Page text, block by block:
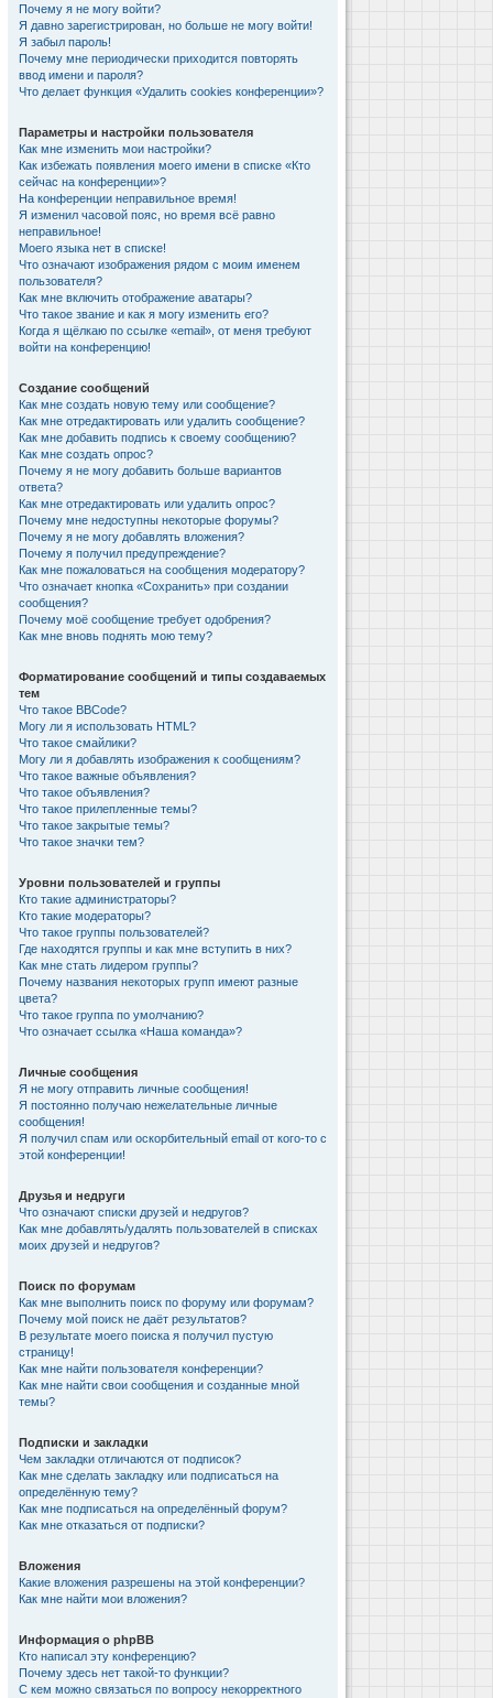
Почему я не могу войти?
Я давно зарегистрирован, но больше не могу войти!
Я забыл пароль!
Почему мне периодически приходится повторять
ввод имени и пароля?
Что делает функция «Удалить cookies конференции»?
Параметры и настройки пользователя
Как мне изменить мои настройки?
Как избежать появления моего имени в списке «Кто
сейчас на конференции»?
На конференции неправильное время!
Я изменил часовой пояс, но время всё равно
неправильное!
Моего языка нет в списке!
Что означают изображения рядом с моим именем
пользователя?
Как мне включить отображение аватары?
Что такое звание и как я могу изменить его?
Когда я щёлкаю по ссылке «email», от меня требуют
войти на конференцию!
Создание сообщений
Как мне создать новую тему или сообщение?
Как мне отредактировать или удалить сообщение?
Как мне добавить подпись к своему сообщению?
Как мне создать опрос?
Почему я не могу добавить больше вариантов
ответа?
Как мне отредактировать или удалить опрос?
Почему мне недоступны некоторые форумы?
Почему я не могу добавлять вложения?
Почему я получил предупреждение?
Как мне пожаловаться на сообщения модератору?
Что означает кнопка «Сохранить» при создании
сообщения?
Почему моё сообщение требует одобрения?
Как мне вновь поднять мою тему?
Форматирование сообщений и типы создаваемых
тем
Что такое BBCode?
Могу ли я использовать HTML?
Что такое смайлики?
Могу ли я добавлять изображения к сообщениям?
Что такое важные объявления?
Что такое объявления?
Что такое прилепленные темы?
Что такое закрытые темы?
Что такое значки тем?
Уровни пользователей и группы
Кто такие администраторы?
Кто такие модераторы?
Что такое группы пользователей?
Где находятся группы и как мне вступить в них?
Как мне стать лидером группы?
Почему названия некоторых групп имеют разные
цвета?
Что такое группа по умолчанию?
Что означает ссылка «Наша команда»?
Личные сообщения
Я не могу отправить личные сообщения!
Я постоянно получаю нежелательные личные
сообщения!
Я получил спам или оскорбительный email от кого-то с
этой конференции!
Друзья и недруги
Что означают списки друзей и недругов?
Как мне добавлять/удалять пользователей в списках
моих друзей и недругов?
Поиск по форумам
Как мне выполнить поиск по форуму или форумам?
Почему мой поиск не даёт результатов?
В результате моего поиска я получил пустую
страницу!
Как мне найти пользователя конференции?
Как мне найти свои сообщения и созданные мной
темы?
Подписки и закладки
Чем закладки отличаются от подписок?
Как мне сделать закладку или подписаться на
определённую тему?
Как мне подписаться на определённый форум?
Как мне отказаться от подписки?
Вложения
Какие вложения разрешены на этой конференции?
Как мне найти мои вложения?
Информация о phpBB
Кто написал эту конференцию?
Почему здесь нет такой-то функции?
С кем можно связаться по вопросу некорректного